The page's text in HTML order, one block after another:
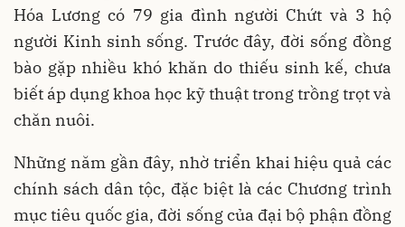
Hóa Lương có 79 gia đình người Chứt và 3 hộ
người Kinh sinh sống. Trước đây, đời sống đồng
bào gặp nhiều khó khăn do thiếu sinh kế, chưa
biết áp dụng khoa học kỹ thuật trong trồng trọt và
chăn nuôi.
Những năm gần đây, nhờ triển khai hiệu quả các
chính sách dân tộc, đặc biệt là các Chương trình
mục tiêu quốc gia, đời sống của đại bộ phận đồng